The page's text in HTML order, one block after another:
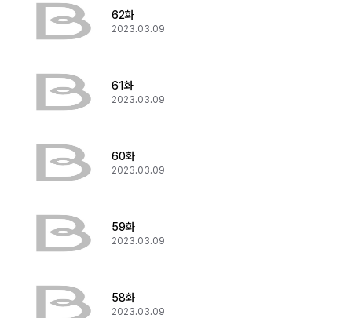
62화
2023.03.09
61화
2023.03.09
60화
2023.03.09
59화
2023.03.09
58화
2023.03.09